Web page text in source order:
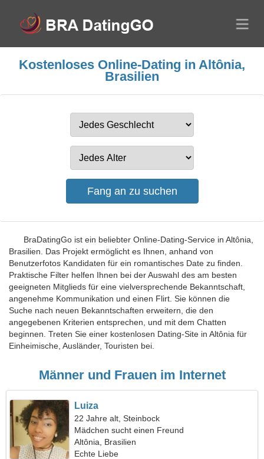
Kostenloses Online-Dating in Altônia,
Brasilien
BraDatingGo ist ein beliebter Online-Dating-Service in Altônia,
Brasilien. Das Projekt ermöglicht es Ihnen, anhand von
Benutzerfotos Kandidaten für ein romantisches Date zu finden.
Praktische Filter helfen Ihnen bei der Auswahl des am besten
geeigneten Mitglieds für eine vielversprechende Bekanntschaft,
angenehme Kommunikation und einen Flirt. Sie können die
Suche nach neuen Bekanntschaften erweitern, die den
angegebenen Kriterien entsprechen, und mit dem Chatten
beginnen. Treten Sie einer kostenlosen Dating-Site in Altônia für
Einheimische, Ausländer, Touristen bei.
Männer und Frauen im Internet
Luiza
22 Jahre alt, Steinbock
Mädchen sucht einen Freund
Altônia, Brasilien
Echte Liebe